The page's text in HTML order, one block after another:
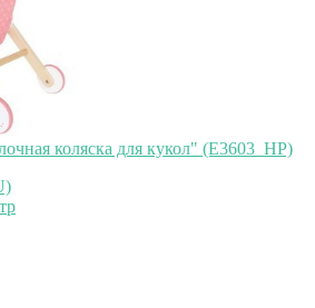
коляска для кукол" (E3603_HP)